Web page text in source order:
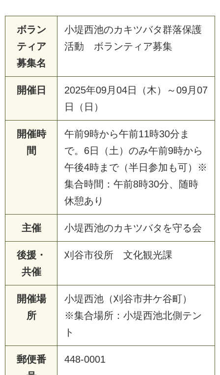
ボラン
ティア
募集名
小堤西池のカキツバタ群落保護
活動 ボランティア募集
開催日
2025年09月04日（木）～09月07
日（日）
開催時
間
午前9時から午前11時30分ま
で。6日（土）のみ午前9時から
午後4時まで（半日参加も可）※
集合時間：午前8時30分、随時
休憩あり
主催 小堤西池のカキツバタを守る会
後援・
共催
刈谷市役所 文化観光課
開催場
所
小堤西池（刈谷市井ケ谷町）
※集合場所：小堤西池北側テン
ト
郵便番
448-0001